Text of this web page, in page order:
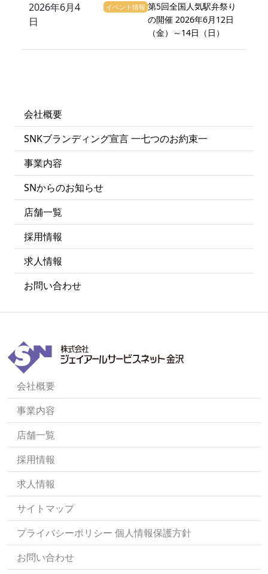
会社概要
SNKブランディング宣言 一七つのお約束一
事業内容
SNからのお知らせ
店舗一覧
採用情報
求人情報
お問い合わせ
2026年6月4
日
イベント情報 第5回全国人気駅弁祭り
の開催 2026年6月12日
（金）～14日（日）
会社概要
事業内容
店舗一覧
採用情報
求人情報
サイトマップ
プライバシーポリシー 個人情報保護方針
お問い合わせ